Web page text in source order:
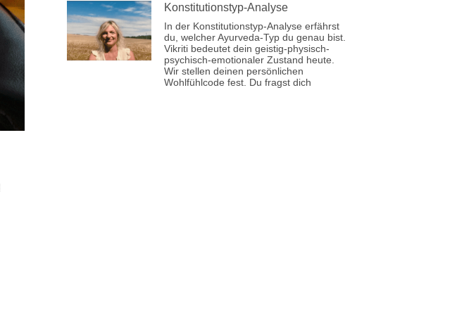
Konstitutionstyp-Analyse
In der Konstitutionstyp-Analyse erfährst
du, welcher Ayurveda-Typ du genau bist.
Vikriti bedeutet dein geistig-physisch-
psychisch-emotionaler Zustand heute.
Wir stellen deinen persönlichen
Wohlfühlcode fest. Du fragst dich